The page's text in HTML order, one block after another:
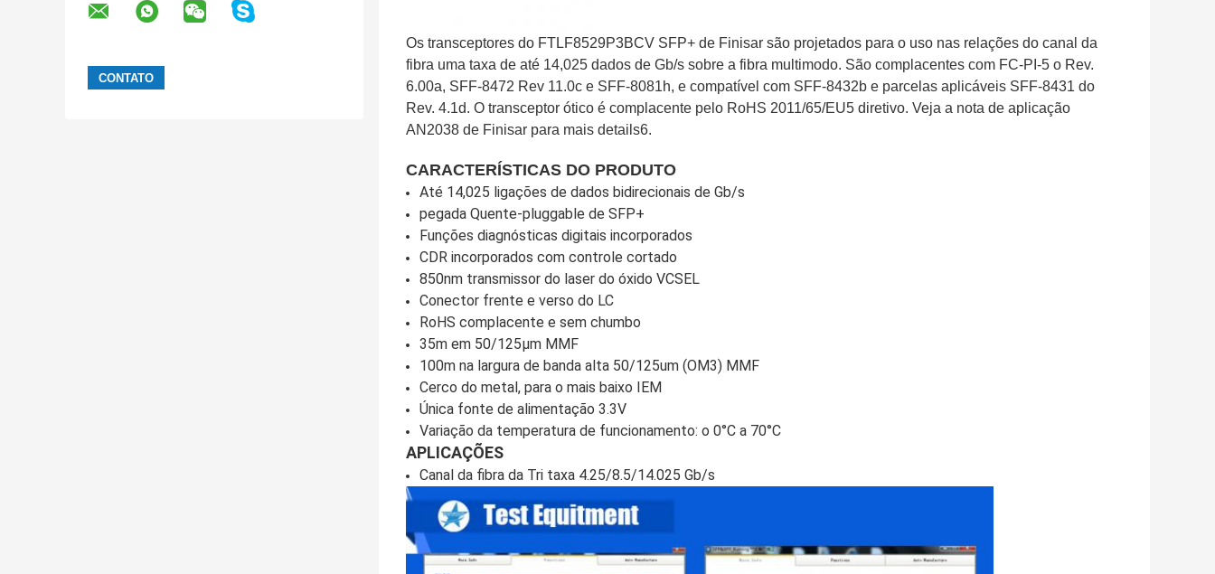
Os transceptores do FTLF8529P3BCV SFP+ de Finisar são projetados para o uso nas relações do canal da
fibra uma taxa de até 14,025 dados de Gb/s sobre a fibra multimodo. São complacentes com FC-PI-5 o Rev.
6.00a, SFF-8472 Rev 11.0c e SFF-8081h, e compatível com SFF-8432b e parcelas aplicáveis SFF-8431 do
Rev. 4.1d. O transceptor ótico é complacente pelo RoHS 2011/65/EU5 diretivo. Veja a nota de aplicação
AN2038 de Finisar para mais details6.
CARACTERÍSTICAS DO PRODUTO
Até 14,025 ligações de dados bidirecionais de Gb/s
pegada Quente-pluggable de SFP+
Funções diagnósticas digitais incorporados
CDR incorporados com controle cortado
850nm transmissor do laser do óxido VCSEL
Conector frente e verso do LC
RoHS complacente e sem chumbo
35m em 50/125µm MMF
100m na largura de banda alta 50/125um (OM3) MMF
Cerco do metal, para o mais baixo IEM
Única fonte de alimentação 3.3V
Variação da temperatura de funcionamento: o 0°C a 70°C
APLICAÇÕES
Canal da fibra da Tri taxa 4.25/8.5/14.025 Gb/s